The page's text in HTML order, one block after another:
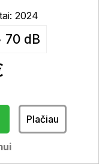
2024
70 dB
Plačiau